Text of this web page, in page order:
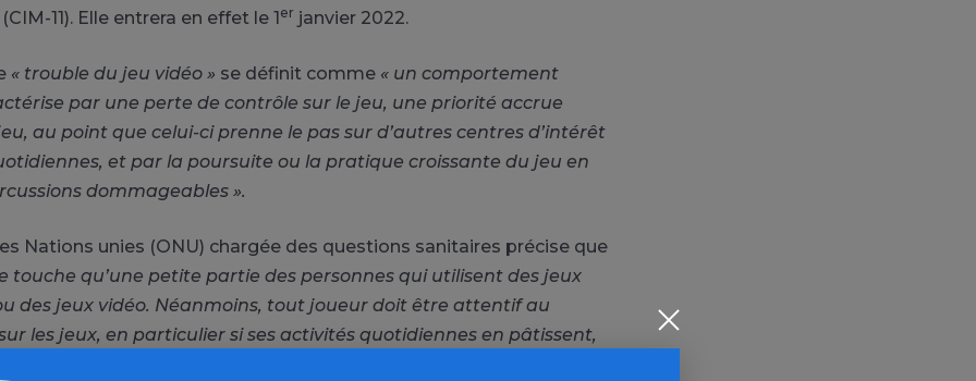
11). Elle entrera en effet le 1er janvier 2022.
« trouble du jeu vidéo » se définit comme « un comportement
par une perte de contrôle sur le jeu, une priorité accrue
au point que celui-ci prenne le pas sur d’autres centres d’intérêt
et par la poursuite ou la pratique croissante du jeu en
dommageables ».
Nations unies (ONU) chargée des questions sanitaires précise que
touche qu’une petite partie des personnes qui utilisent des jeux
des jeux vidéo. Néanmoins, tout joueur doit être attentif au
les jeux, en particulier si ses activités quotidiennes en pâtissent,